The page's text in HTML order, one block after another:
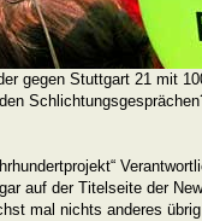
gegen Stuttgart 21 mit
auf der Titelseite der
mal nichts anderes